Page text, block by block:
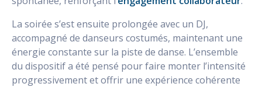
La soirée s’est ensuite prolongée avec un DJ,
accompagné de danseurs costumés, maintenant une
énergie constante sur la piste de danse. L’ensemble
du dispositif a été pensé pour faire monter l’intensité
progressivement et offrir une expérience cohérente